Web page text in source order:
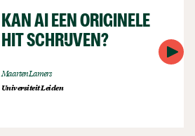
KAN AI EEN ORIGINELE
HIT SCHRIJVEN?
Maarten Lamers
Universiteit Leiden